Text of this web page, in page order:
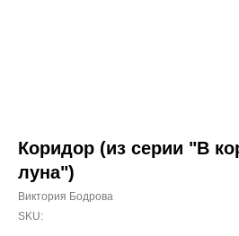
Коридор (из серии "В
луна")
Виктория Бодрова
SKU: